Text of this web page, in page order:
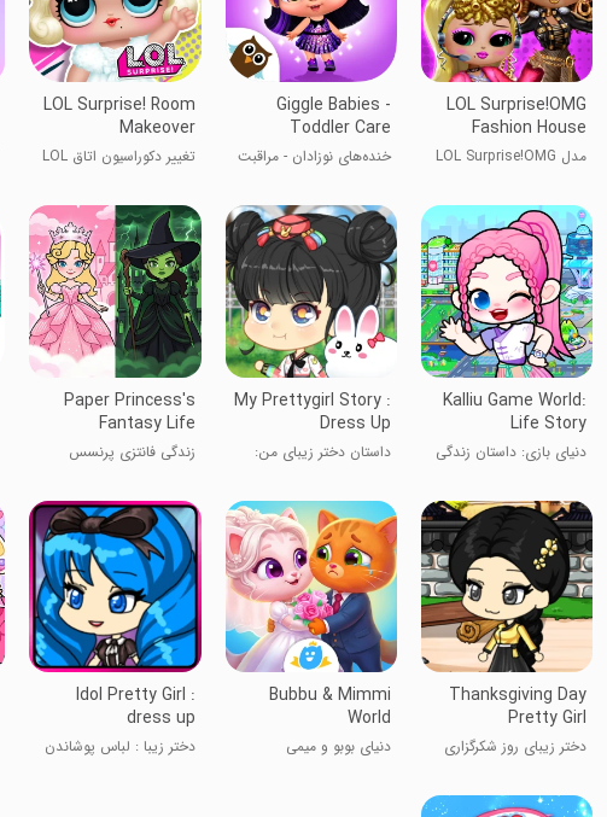
LOL Surprise!OMG
Fashion House
مدل LOL Surprise!OMG
Giggle Babies -
Toddler Care
خنده‌های نوزادان - مراقبت
LOL Surprise! Room
Makeover
تغییر دکوراسیون اتاق LOL
Kalliu Game World:
Life Story
دنیای بازی: داستان زندگی
My Prettygirl Story :
Dress Up
داستان دختر زیبای من:
Paper Princess's
Fantasy Life
زندگی فانتزی پرنسس
Thanksgiving Day
Pretty Girl
دختر زیبای روز شکرگزاری
Bubbu & Mimmi
World
دنیای بوبو و میمی
Idol Pretty Girl :
dress up
دختر زیبا : لباس پوشاندن